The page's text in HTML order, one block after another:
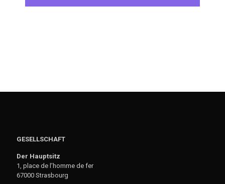
GESELLSCHAFT
Der Hauptsitz
1, place de l’homme de fer
67000 Strasbourg